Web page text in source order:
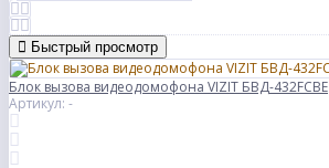
Быстрый просмотр
Блок вызова видеодомофона VIZIT БВД-432FCBE
Артикул: -